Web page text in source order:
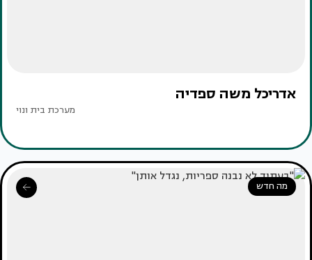
אדריכל משה ספדיה
מערכת בית ונוי
מה חדש